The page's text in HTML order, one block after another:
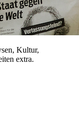
Kultur,
extra.